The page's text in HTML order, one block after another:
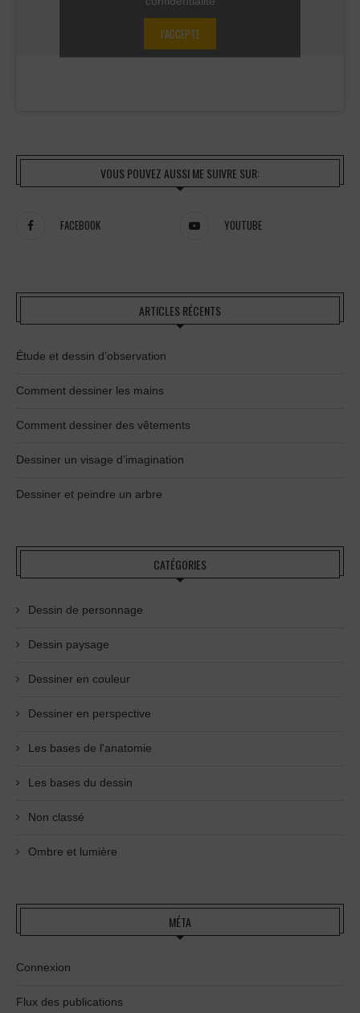
J’ACCEPTE
VOUS POUVEZ AUSSI ME SUIVRE SUR:
FACEBOOK YOUTUBE
ARTICLES RÉCENTS
Étude et dessin d’observation
Comment dessiner les mains
Comment dessiner des vêtements
Dessiner un visage d’imagination
Dessiner et peindre un arbre
CATÉGORIES
Dessin de personnage
Dessin paysage
Dessiner en couleur
Dessiner en perspective
Les bases de l'anatomie
Les bases du dessin
Non classé
Ombre et lumière
MÉTA
Connexion
Flux des publications